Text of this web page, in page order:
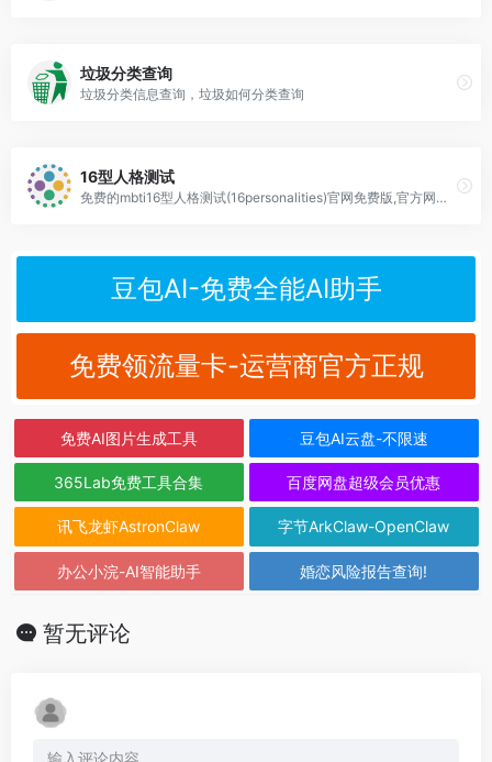
垃圾分类查询
垃圾分类信息查询，垃圾如何分类查询
16型人格测试
免费的mbti16型人格测试(16personalities)官网免费版,官方网站测试
豆包AI-免费全能AI助手
免费领流量卡-运营商官方正规
免费AI图片生成工具 豆包AI云盘-不限速
365Lab免费工具合集 百度网盘超级会员优惠
讯飞龙虾AstronClaw 字节ArkClaw-OpenClaw
办公小浣-AI智能助手 婚恋风险报告查询!
暂无评论